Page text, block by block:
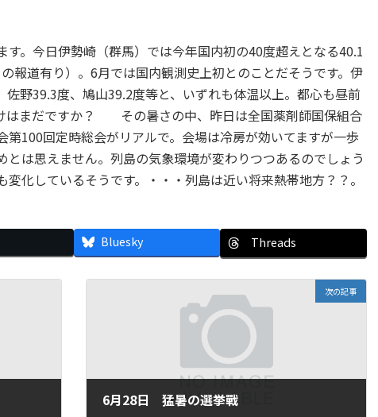
。今日伊勢崎（群馬）では今年国内初の40度超えとなる40.1
報道有り）。6月では国内観測史上初とのことだそうです。伊
野39.3度、鳩山39.2度等と、いずれも体温以上。都心も昼前
はまだですか？ その暑さの中、昨日は全国薬剤師国保組合
100回定時総会がリアルで。会場は冷房が効いてますが一歩
は思えません。列島の気象環境が変わりつつあるのでしょう
化しているそうです。・・・列島は近い将来熱帯地方？？。
Bluesky Threads
次の記事
6月28日 猛暑の選挙戰